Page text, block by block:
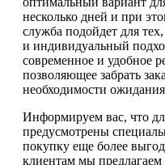
несколько дней и при
служба подойдет для
и индивидуальный
современное и удобное
позволяющее забрать
необходимости ожидания
Информируем вас, что
предусмотрены
покупку еще более
клиентам мы предлагаем